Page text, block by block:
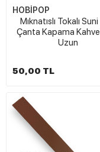
HOBİPOP
Mıknatıslı Tokalı
Çanta Kapama
Uzun
50,00 TL